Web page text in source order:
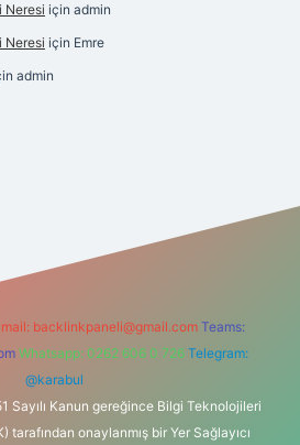
Neresi için admin
Neresi için Emre
admin
backlinkpaneli@gmail.com Teams:
Whatsapp: 0262 606 0 726 Telegram:
@karabul
Sayılı Kanun gereğince Bilgi Teknolojileri
tarafından onaylanmış bir Yer Sağlayıcı